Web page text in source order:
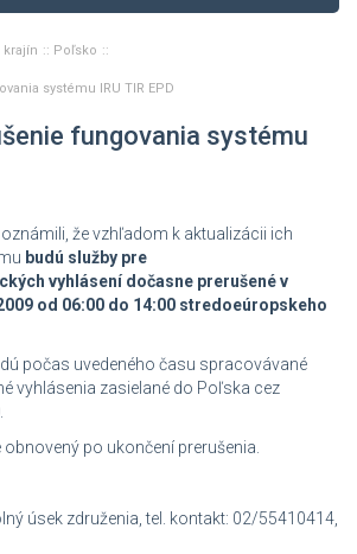
Poľsko
systému IRU TIR EPD
fungovania systému
že vzhľadom k aktualizácii ich
budú služby pre
vyhlásení dočasne prerušené v
od 06:00 do 14:00 stredoeúropskeho
počas uvedeného času spracovávané
vyhlásenia zasielané do Poľska cez
po ukončení prerušenia.
úsek združenia, tel. kontakt: 02/55410414,